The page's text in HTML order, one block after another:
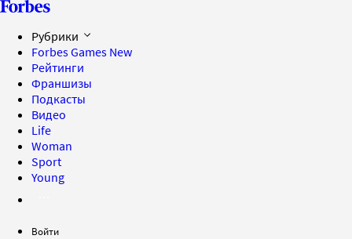
Рубрики
Forbes Games New
Рейтинги
Франшизы
Подкасты
Видео
Life
Woman
Sport
Young
Войти